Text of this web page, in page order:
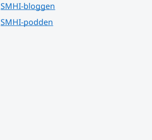
SMHI-bloggen
SMHI-podden